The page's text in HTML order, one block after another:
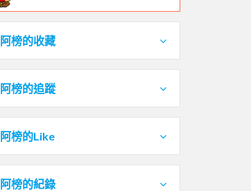
阿榜的收藏
阿榜的追蹤
阿榜的Like
阿榜的紀錄